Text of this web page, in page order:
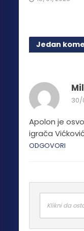
Jedan
30/
Apolon je
igrača
ODGOVORI
Klikni da